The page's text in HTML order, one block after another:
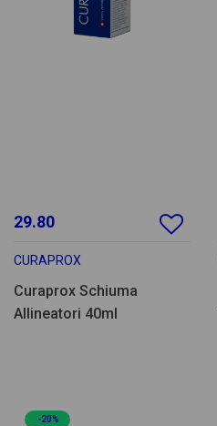
29.80
CURAPROX
Curaprox Schiuma
Allineatori 40ml
-20%